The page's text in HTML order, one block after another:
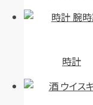
時計